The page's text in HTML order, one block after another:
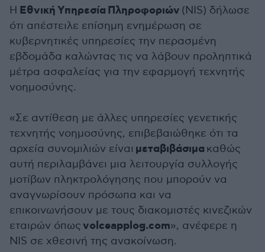
Η ΕθνικήΥπηρεσία Πληροφοριών (NIS) δήλωσε
ότι απέστειλε επίσημη ενημέρωση σε
κυβερνητικές υπηρεσίες την περασμένη
εβδομάδα καλώντας τις να λάβουν προληπτικά
μέτρα ασφαλείας για την εφαρμογή τεχνητής
νοημοσύνης.
«Σε αντίθεση με άλλες υπηρεσίες γενετικής
τεχνητής νοημοσύνης, επιβεβαιώθηκε ότι τα
αρχεία συνομιλιών είναι μεταβιβάσιμα καθώς
αυτή περιλαμβάνει μια λειτουργία συλλογής
μοτίβων πληκτρολόγησης που μπορούν να
αναγνωρίσουν πρόσωπα και να
επικοινωνήσουν με τους διακομιστές κινεζικών
εταιρών όπωςvolceapplog.com», ανέφερε η
NIS σε χθεσινή της ανακοίνωση.